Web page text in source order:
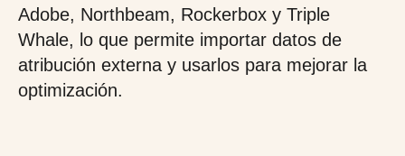
Adobe, Northbeam, Rockerbox y Triple
Whale, lo que permite importar datos de
atribución externa y usarlos para mejorar la
optimización.